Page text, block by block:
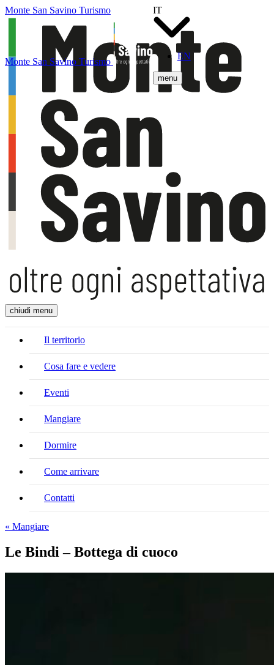
Monte San Savino Turismo
IT
EN
menu
Monte San Savino Turismo
chiudi menu
Il territorio
Cosa fare e vedere
Eventi
Mangiare
Dormire
Come arrivare
Contatti
« Mangiare
Le Bindi – Bottega di cuoco